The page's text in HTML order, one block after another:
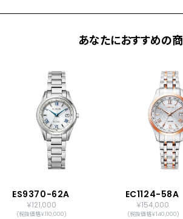
あなたにおすすめの
ES9370-62A
￥121,000
(税抜価格￥110,000)
EC1124-58A
￥154,000
(税抜価格￥140,000)